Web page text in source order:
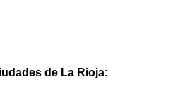
de La Rioja: